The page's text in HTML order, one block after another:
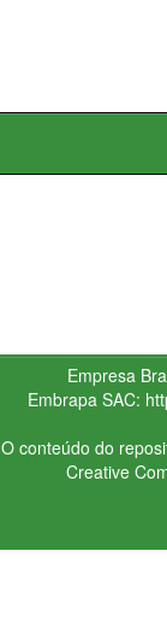
Empresa
Embrapa SAC:
O conteúdo do
Creative